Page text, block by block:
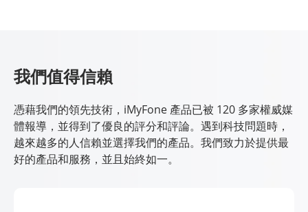
我們值得信賴
憑藉我們的領先技術，iMyFone 產品已被 120 多家權威媒
體報導，並得到了優良的評分和評論。遇到科技問題時，
越來越多的人信賴並選擇我們的產品。我們致力於提供最
好的產品和服務，並且始終如一。